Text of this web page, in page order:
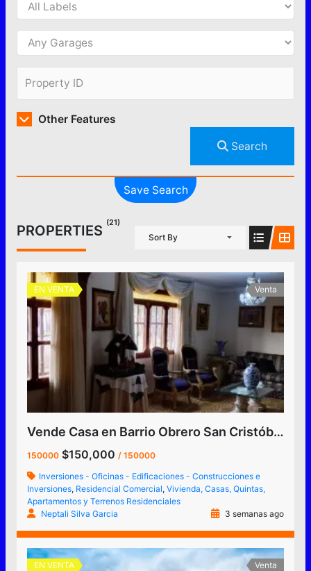
Other Features
Search
Save Search
PROPERTIES (21)
Sort By
EN VENTA Venta
Vende Casa en Barrio Obrero San Cristóbal Tachira Venezuela Zona alta Av. Carabobo
150000$150,000 / 150000
Inversiones - Oficinas - Edificaciones - Construcciones e
Inversiones, Residencial Comercial, Vivienda, Casas, Quintas,
Apartamentos y Terrenos Residenciales
Neptali Silva Garcia
3 semanas ago
EN VENTA Venta